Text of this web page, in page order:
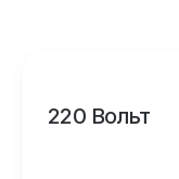
220 Вольт